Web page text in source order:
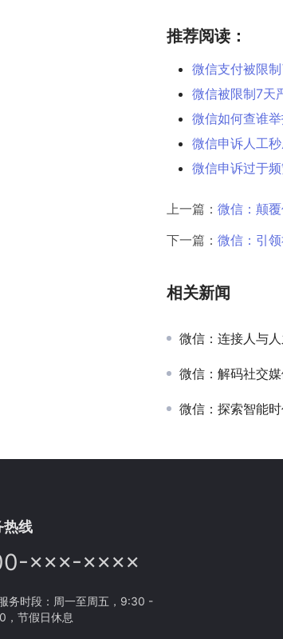
推荐阅读：
微信支付被限
微信被限制7天
微信如何查谁
微信申诉人工
微信申诉过于
上一篇： 微信：颠
下一篇： 微信：引
相关新闻
微信：连接人与
微信：解码社交
微信：探索智能
热线
×××-××××
务时段：周一至周五，9:30 -
，节假日休息